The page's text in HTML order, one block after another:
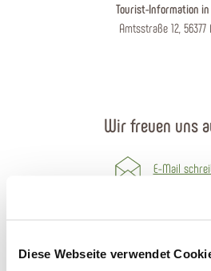
Diese Webseite verwendet
Tourist-Information in
Amtsstraße 12, 56377
Wir freuen uns
E-Mail